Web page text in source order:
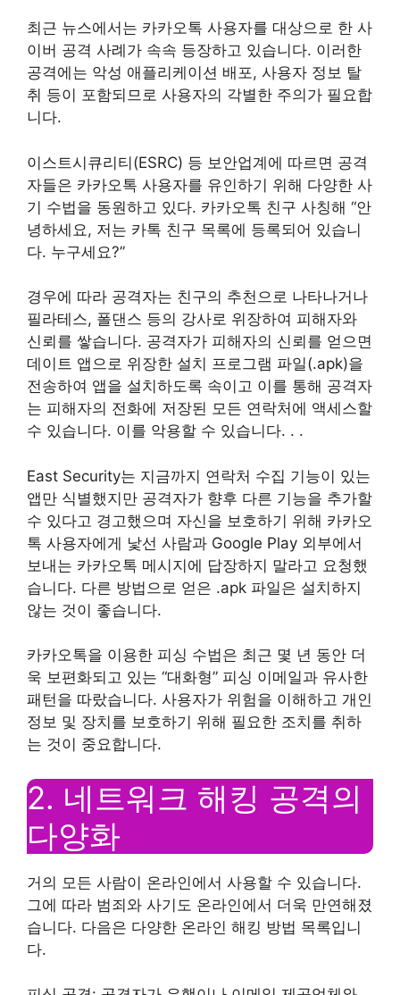
최근 뉴스에서는 카카오톡 사용자를 대상으로 한 사
이버 공격 사례가 속속 등장하고 있습니다. 이러한
공격에는 악성 애플리케이션 배포, 사용자 정보 탈
취 등이 포함되므로 사용자의 각별한 주의가 필요합
니다.
이스트시큐리티(ESRC) 등 보안업계에 따르면 공격
자들은 카카오톡 사용자를 유인하기 위해 다양한 사
기 수법을 동원하고 있다. 카카오톡 친구 사칭해 “안
녕하세요, 저는 카톡 친구 목록에 등록되어 있습니
다. 누구세요?”
경우에 따라 공격자는 친구의 추천으로 나타나거나
필라테스, 폴댄스 등의 강사로 위장하여 피해자와
신뢰를 쌓습니다. 공격자가 피해자의 신뢰를 얻으면
데이트 앱으로 위장한 설치 프로그램 파일(.apk)을
전송하여 앱을 설치하도록 속이고 이를 통해 공격자
는 피해자의 전화에 저장된 모든 연락처에 액세스할
수 있습니다. 이를 악용할 수 있습니다. . .
East Security는 지금까지 연락처 수집 기능이 있는
앱만 식별했지만 공격자가 향후 다른 기능을 추가할
수 있다고 경고했으며 자신을 보호하기 위해 카카오
톡 사용자에게 낯선 사람과 Google Play 외부에서
보내는 카카오톡 메시지에 답장하지 말라고 요청했
습니다. 다른 방법으로 얻은 .apk 파일은 설치하지
않는 것이 좋습니다.
카카오톡을 이용한 피싱 수법은 최근 몇 년 동안 더
욱 보편화되고 있는 “대화형” 피싱 이메일과 유사한
패턴을 따랐습니다. 사용자가 위험을 이해하고 개인
정보 및 장치를 보호하기 위해 필요한 조치를 취하
는 것이 중요합니다.
2. 네트워크 해킹 공격의
다양화
거의 모든 사람이 온라인에서 사용할 수 있습니다.
그에 따라 범죄와 사기도 온라인에서 더욱 만연해졌
습니다. 다음은 다양한 온라인 해킹 방법 목록입니
다.